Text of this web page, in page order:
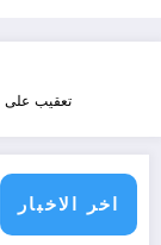
تعقيب على
اخر الاخبار
فينيسيوس الجديد مع